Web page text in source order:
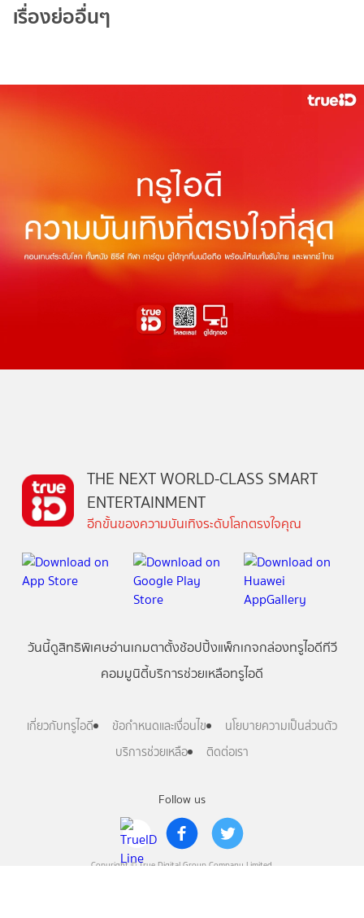
เรื่องย่ออื่นๆ
Follow us
Copyright © True Digital Group Company Limited.
THE NEXT WORLD-CLASS SMART
ENTERTAINMENT
อีกขั้นของความบันเทิงระดับโลกตรงใจคุณ
วันนี้ดูสิทธิพิเศษอ่านเกมตาตั้งช้อปปิ้งแพ็กเกจกล่องทรูไอดีทีวี
คอมมูนิตี้บริการช่วยเหลือทรูไอดี
เกี่ยวกับทรูไอดี ข้อกำหนดและเงื่อนไข
นโยบายความเป็นส่วนตัว
บริการช่วยเหลือ
ติดต่อเรา